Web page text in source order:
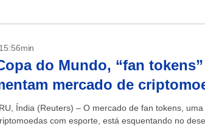
do Mundo, “fan tokens”
mercado de
Índia (Reuters) – O mercado de fan tokens,
com esporte, está esquentando no